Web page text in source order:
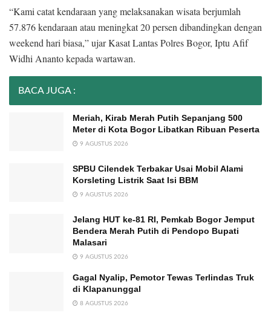
“Kami catat kendaraan yang melaksanakan wisata berjumlah
57.876 kendaraan atau meningkat 20 persen dibandingkan dengan
weekend hari biasa,” ujar Kasat Lantas Polres Bogor, Iptu Afif
Widhi Ananto kepada wartawan.
BACA JUGA :
Meriah, Kirab Merah Putih Sepanjang 500
Meter di Kota Bogor Libatkan Ribuan Peserta
9 AGUSTUS 2026
SPBU Cilendek Terbakar Usai Mobil Alami
Korsleting Listrik Saat Isi BBM
9 AGUSTUS 2026
Jelang HUT ke-81 RI, Pemkab Bogor Jemput
Bendera Merah Putih di Pendopo Bupati
Malasari
9 AGUSTUS 2026
Gagal Nyalip, Pemotor Tewas Terlindas Truk
di Klapanunggal
8 AGUSTUS 2026